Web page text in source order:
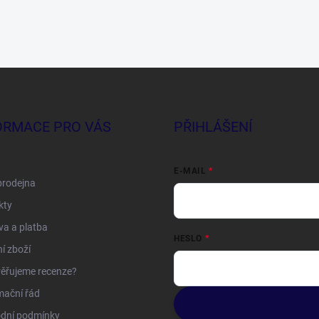
PRO VÁS
a platba
zboží
recenze?
řád
podmínky
PŘIHLÁŠENÍ
E-MAIL
HESLO